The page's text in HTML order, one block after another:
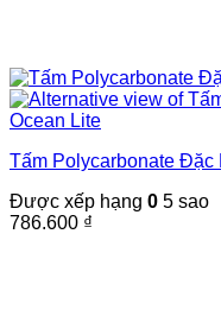
Tấm Polycarbonate Đặc
Được xếp hạng 0 5 sao
786.600 ₫